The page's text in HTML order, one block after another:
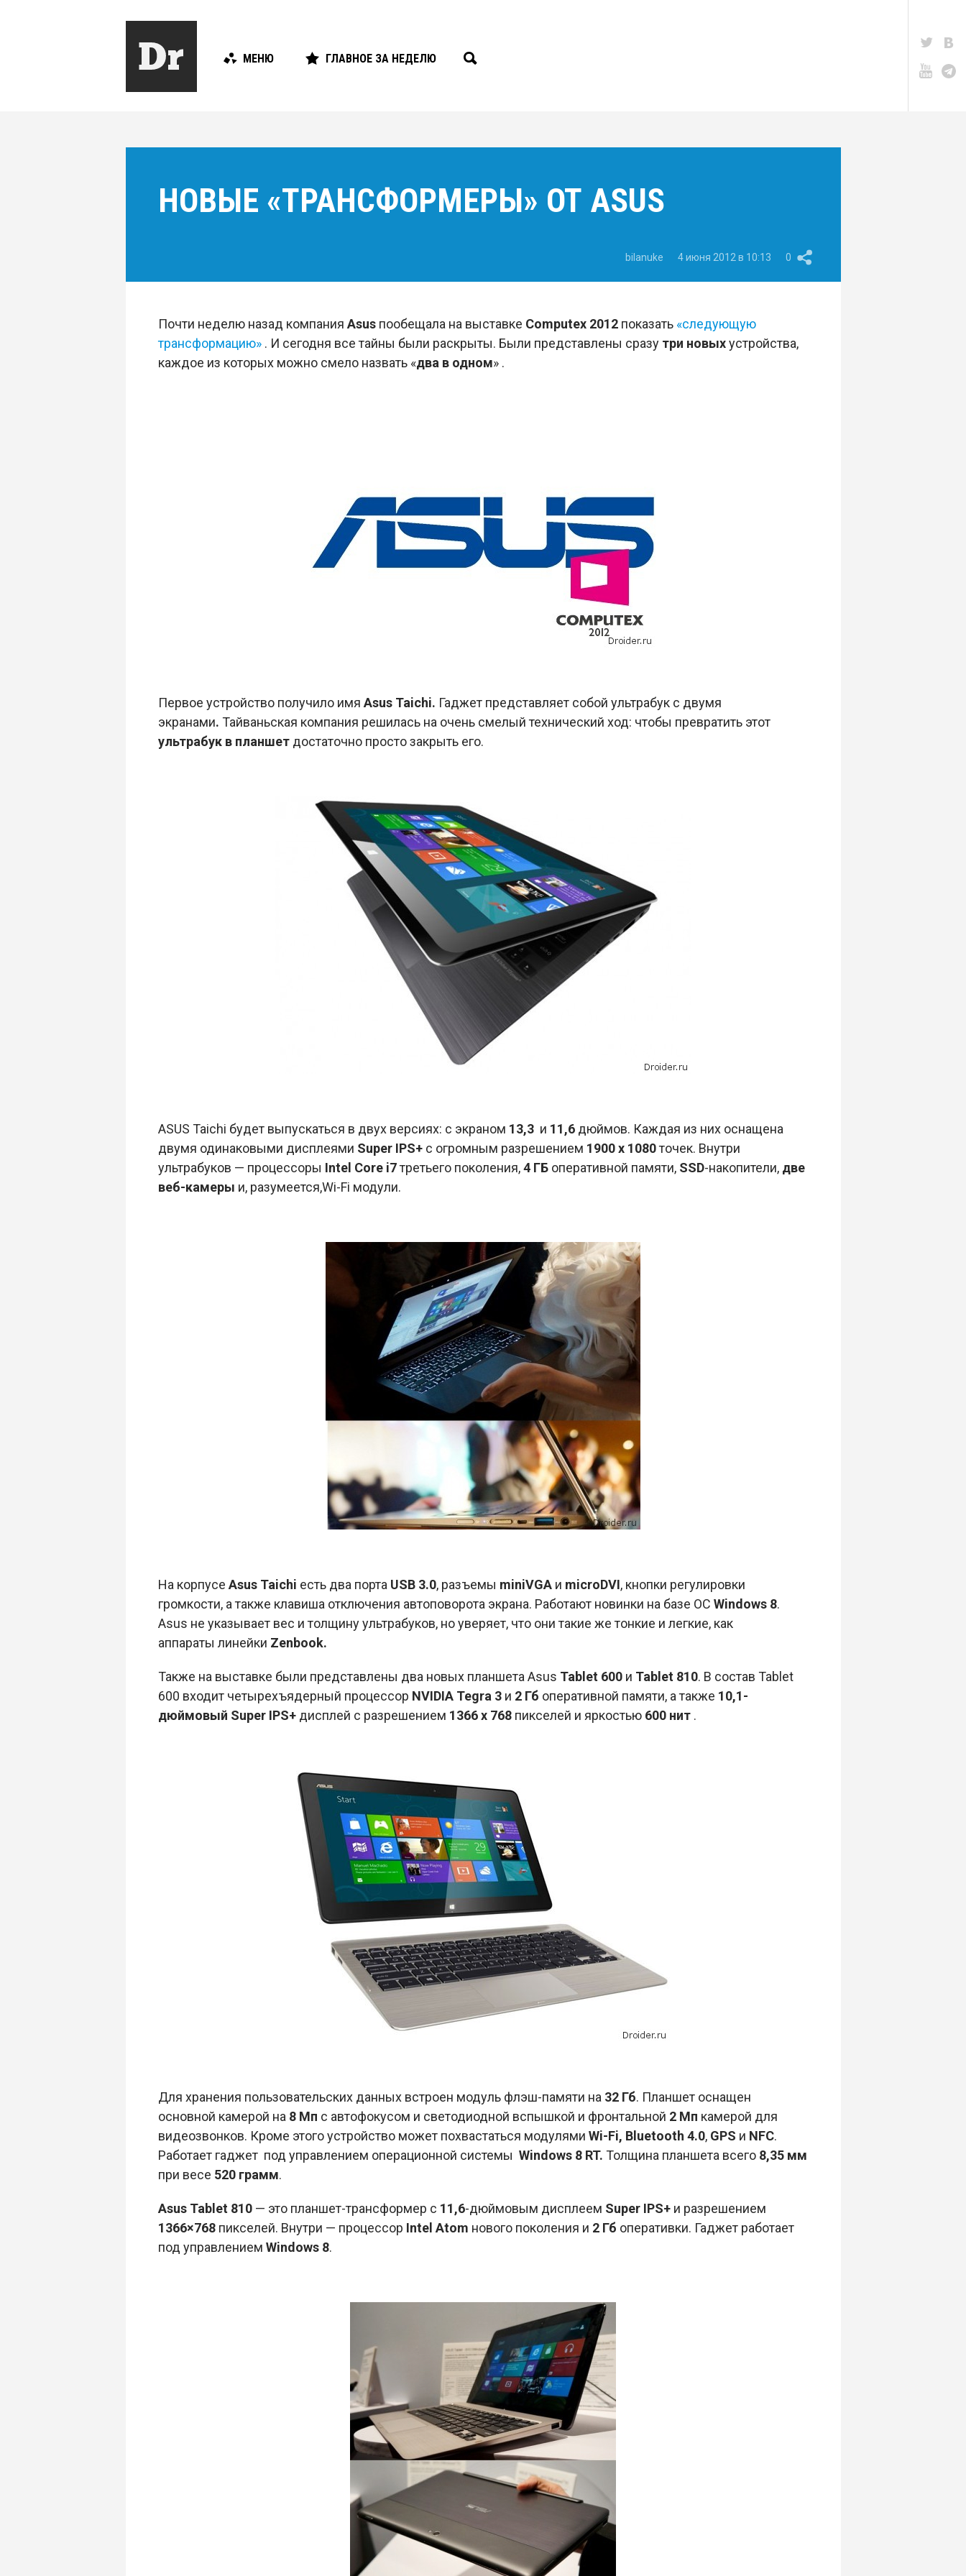
МЕНЮ ГЛАВНОЕ ЗА НЕДЕЛЮ
НОВЫЕ «ТРАНСФОРМЕРЫ» ОТ ASUS
bilanuke 4 июня 2012 в 10:13 0
Почти неделю назад компания Asusпообещала на выставке Computex 2012показать «следующую
трансформацию». И сегодня все тайны были раскрыты. Были представлены сразу три новыхустройства,
каждое из которых можно смело назвать «два в одном» .
Первое устройство получило имя Asus Taichi. Гаджет представляет собой ультрабук с двумя
экранами. Тайваньская компания решилась на очень смелый технический ход: чтобы превратить этот
ультрабук в планшетдостаточно просто закрыть его.
ASUS Taichi будет выпускаться в двух версиях: с экраном 13,3и 11,6дюймов. Каждая из них оснащена
двумя одинаковыми дисплеями Super IPS+с огромным разрешением 1900 x 1080точек. Внутри
ультрабуков — процессоры Intel Core i7третьего поколения,4 ГБоперативной памяти, SSD-накопители, две
веб-камеры и, разумеется,Wi-Fi модули.
На корпусе Asus Taichi есть два порта USB 3.0, разъемы miniVGAи microDVI, кнопки регулировки
громкости, а также клавиша отключения автоповорота экрана. Работают новинки на базе ОС Windows 8.
Asus не указывает вес и толщину ультрабуков, но уверяет, что они такие же тонкие и легкие, как
аппараты линейки Zenbook.
Также на выставке были представлены два новых планшета Asus Tablet 600и Tablet 810. В состав Tablet
600 входит четырехъядерный процессор NVIDIA Tegra 3и 2 Гб оперативной памяти, а также 10,1-
дюймовый Super IPS+дисплей с разрешением 1366 x 768пикселей и яркостью 600 нит.
Для хранения пользовательских данных встроен модуль флэш-памяти на 32 Гб. Планшет оснащен
основной камерой на 8 Мп с автофокусом и светодиодной вспышкой и фронтальной 2 Мп камерой для
видеозвонков. Кроме этого устройство может похвастаться модулями Wi-Fi, Bluetooth 4.0, GPS и NFC.
Работает гаджет под управлением операционной системы Windows 8 RT. Толщина планшета всего 8,35 мм
при весе 520 грамм.
Asus Tablet 810— это планшет-трансформер с 11,6-дюймовым дисплеем Super IPS+и разрешением
1366×768 пикселей. Внутри — процессор Intel Atom нового поколения и 2 Гб оперативки. Гаджет работает
под управлением Windows 8.